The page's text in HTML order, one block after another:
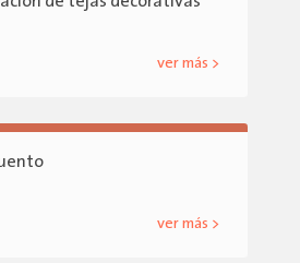
ver más >
ver más >